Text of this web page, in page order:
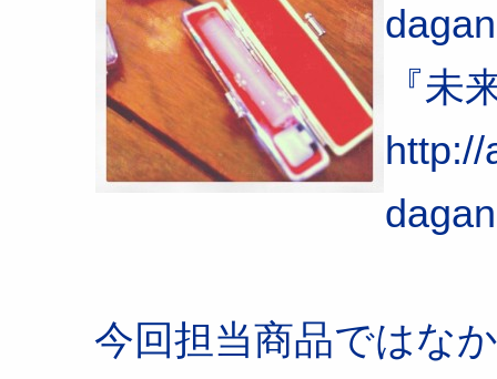
『未
今回担当商品ではな